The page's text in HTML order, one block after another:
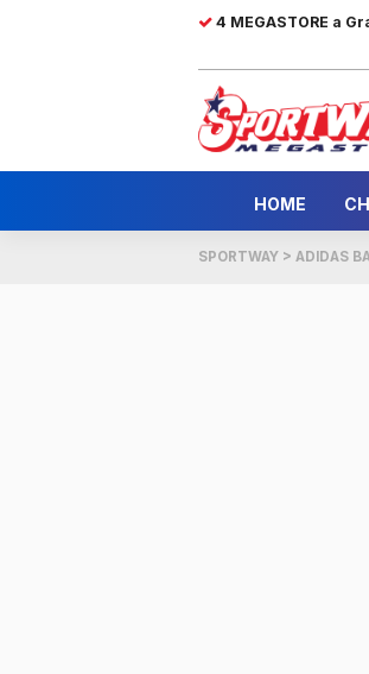
4 MEGASTORE a
HOME
SPORTWAY > ADIDAS